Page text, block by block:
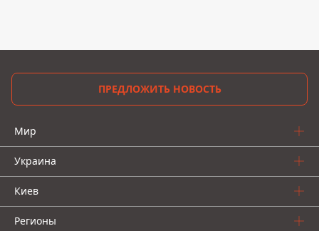
ПРЕДЛОЖИТЬ НОВОСТЬ
Мир
Украина
Киев
Регионы